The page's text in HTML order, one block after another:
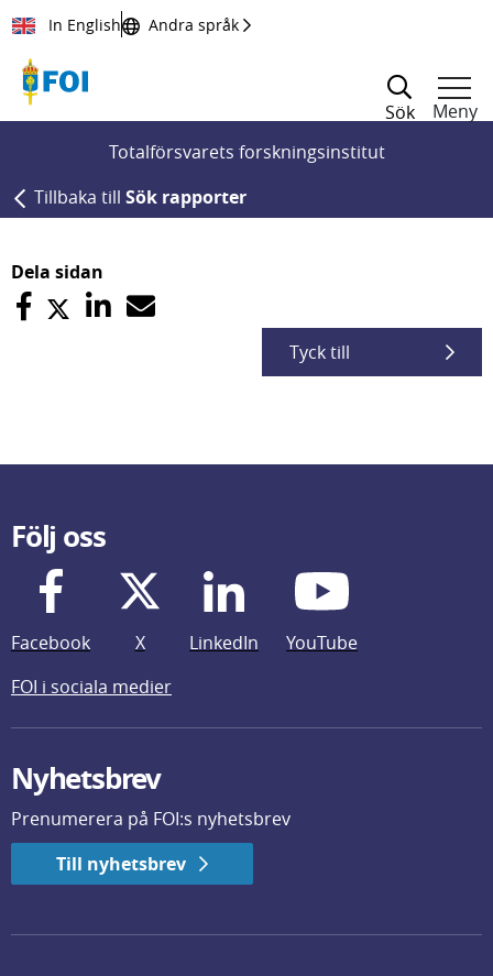
Till innehållet
In English Andra språk
Sök
Meny
Totalförsvarets forskningsinstitut
Tillbaka till Sök rapporter
Dela sidan
Tyck till
Följ oss
Facebook X LinkedIn
YouTube
FOI i sociala medier
Nyhetsbrev
Prenumerera på FOI:s nyhetsbrev
Till nyhetsbrev